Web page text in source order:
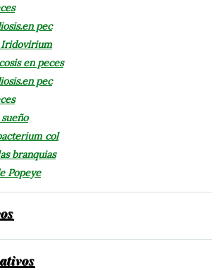
pec
Iridovirium
en peces
pec
col
branquias
Popeye